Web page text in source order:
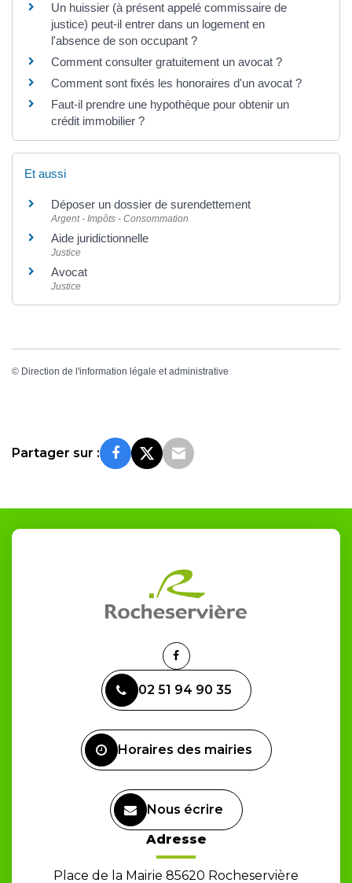
Un huissier (à présent appelé commissaire de
justice) peut-il entrer dans un logement en
l'absence de son occupant ?
Comment consulter gratuitement un avocat ?
Comment sont fixés les honoraires d'un avocat ?
Faut-il prendre une hypothèque pour obtenir un
crédit immobilier ?
Et aussi
Déposer un dossier de surendettement
Argent - Impôts - Consommation
Aide juridictionnelle
Justice
Avocat
Justice
© Direction de l'information légale et administrative
Partager sur :
Lien
le
compte
02 51 94 90 35
Horaires des mairies
Nous écrire
Adresse
Place de la Mairie 85620 Rocheservière